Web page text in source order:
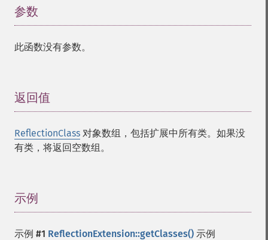
参数
此函数没有参数。
返回值
ReflectionClass 对象数组，包括扩展中所有类。如果没
有类，将返回空数组。
示例
示例 #1 ReflectionExtension::getClasses() 示例